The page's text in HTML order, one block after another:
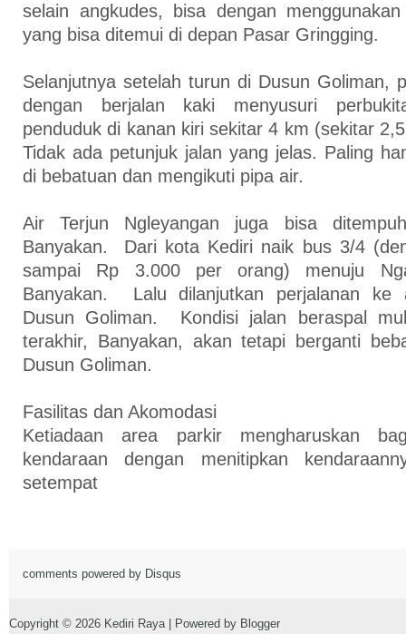
selain angkudes, bisa dengan
yang bisa ditemui di depan Pasar Gringging.
Selanjutnya setelah turun di Dusun Goliman,
dengan berjalan kaki menyusuri
penduduk di kanan kiri sekitar 4 km (sekitar
Tidak ada petunjuk jalan yang jelas. Paling
di bebatuan dan mengikuti pipa air.
Air Terjun Ngleyangan juga bisa
Banyakan. Dari kota Kediri naik bus 3/4
sampai Rp 3.000 per orang) menuju
Banyakan. Lalu dilanjutkan perjalanan ke
Dusun Goliman. Kondisi jalan beraspal
terakhir, Banyakan, akan tetapi berganti
Dusun Goliman.
Fasilitas dan Akomodasi
Ketiadaan area parkir mengharuskan
kendaraan dengan menitipkan
setempat
comments powered by Disqus
Copyright © 2026 Kediri Raya| Powered by Blogger